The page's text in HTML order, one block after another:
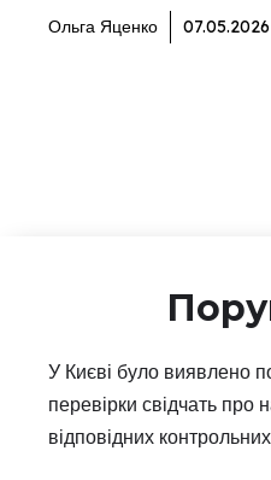
Ольга Яценко 07.05.2026
У Києві було виявлено
перевірки свідчать про
відповідних